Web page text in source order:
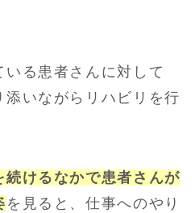
る患者さんに対して
いながらリハビリを行
続けるなかで患者さんが
を見ると、仕事へのやり